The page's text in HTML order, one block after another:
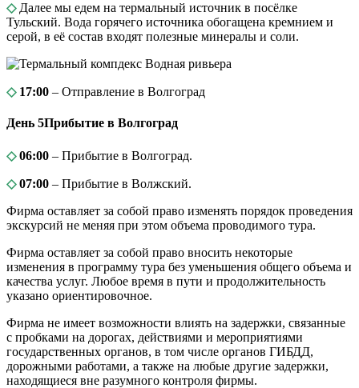
◇ Далее мы едем на термальный источник в посёлке
Тульский. Вода горячего источника обогащена кремнием и
серой, в её состав входят полезные минералы и соли.
◇ 17:00 – Отправление в Волгоград
День 5Прибытие в Волгоград
◇ 06:00 – Прибытие в Волгоград.
◇ 07:00 – Прибытие в Волжский.
Фирма оставляет за собой право изменять порядок проведения
экскурсий не меняя при этом объема проводимого тура.
Фирма оставляет за собой право вносить некоторые
изменения в программу тура без уменьшения общего объема и
качества услуг. Любое время в пути и продолжительность
указано ориентировочное.
Фирма не имеет возможности влиять на задержки, связанные
с пробками на дорогах, действиями и мероприятиями
государственных органов, в том числе органов ГИБДД,
дорожными работами, а также на любые другие задержки,
находящиеся вне разумного контроля фирмы.